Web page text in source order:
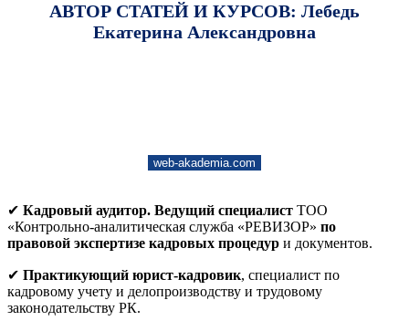
АВТОР СТАТЕЙ И КУРСОВ: Лебедь
Екатерина Александровна
web-akademia.com
✔ Кадровый аудитор. Ведущий специалист ТОО
«Контрольно-аналитическая служба «РЕВИЗОР» по
правовой экспертизе кадровых процедур и документов.
✔ Практикующий юрист-кадровик, специалист по
кадровому учету и делопроизводству и трудовому
законодательству РК.